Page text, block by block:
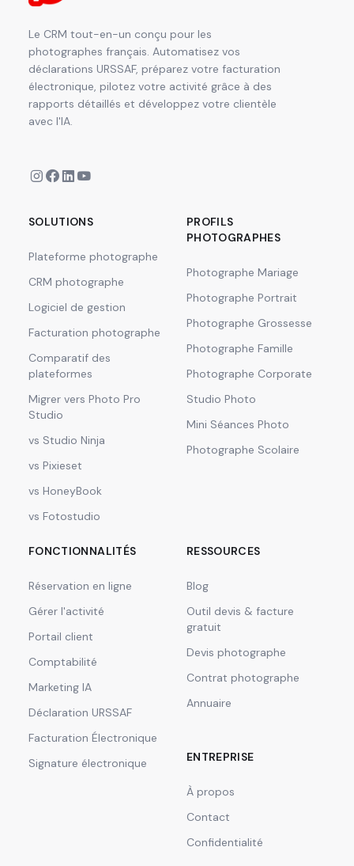
Le CRM tout-en-un conçu pour les
photographes français. Automatisez vos
déclarations URSSAF, préparez votre facturation
électronique, pilotez votre activité grâce à des
rapports détaillés et développez votre clientèle
avec l'IA.
SOLUTIONS
Plateforme photographe
CRM photographe
Logiciel de gestion
Facturation photographe
Comparatif des
plateformes
Migrer vers Photo Pro
Studio
vs Studio Ninja
vs Pixieset
vs HoneyBook
vs Fotostudio
PROFILS
PHOTOGRAPHES
Photographe Mariage
Photographe Portrait
Photographe Grossesse
Photographe Famille
Photographe Corporate
Studio Photo
Mini Séances Photo
Photographe Scolaire
FONCTIONNALITÉS
Réservation en ligne
Gérer l'activité
Portail client
Comptabilité
Marketing IA
Déclaration URSSAF
Facturation Électronique
Signature électronique
RESSOURCES
Blog
Outil devis & facture
gratuit
Devis photographe
Contrat photographe
Annuaire
ENTREPRISE
À propos
Contact
Confidentialité